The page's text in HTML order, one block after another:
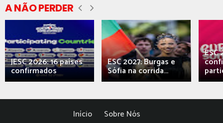
A NÃO PERDER
JESC 2026: 16 países
confirmados
ESC 2027: Burgas e
Sófia na corrida...
ESC
Início Sobre Nós